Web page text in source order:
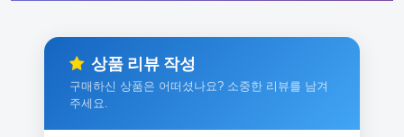
상품 리뷰 작성
구매하신 상품은 어떠셨나요? 소중한 리뷰를 남겨
주세요.